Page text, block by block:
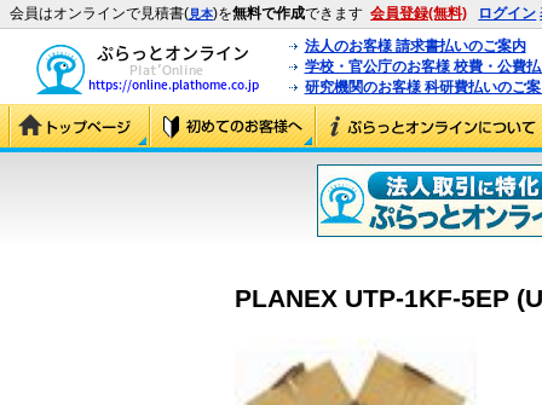
会員はオンラインで見積書(見本)を無料で作成できます 会員登録(無料) ログイン
法人のお客様 請求書払いのご案内
学校・官公庁のお客様 校費・公費
研究機関のお客様 科研費払いのご
PLANEX UTP-1KF-5EP